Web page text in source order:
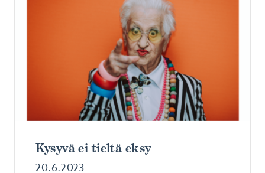
Kysyvä ei tieltä eksy
20.6.2023